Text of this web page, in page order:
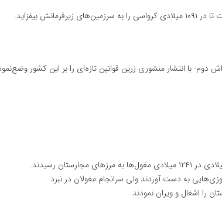
بیفزاید.
به دست آوردند ولی سرانجام مغولان در نبرد
را اشغال و ویران نمودند.